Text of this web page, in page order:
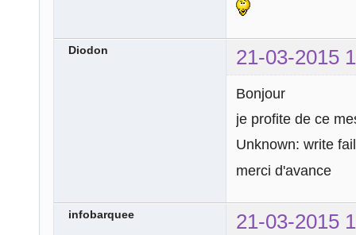
Diodon 21-03-2015
Bonjour
je profite de ce
Unknown: write
merci d'avance
infobarquee 21-03-2015